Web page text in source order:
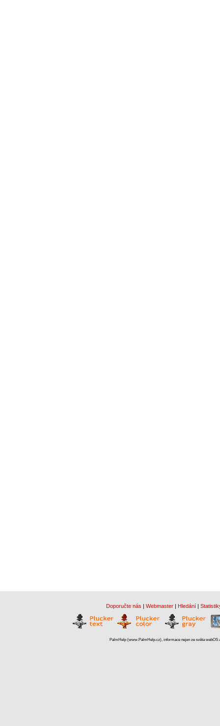
Doporučte nás | Webmaster | Hledání |
PalmHelp (www.PalmHelp.cz), informace nejen ze světa